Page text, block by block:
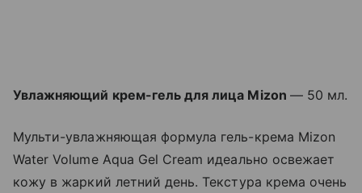
Увлажняющий крем-гель для лица Mizon — 50 мл.
Мульти-увлажняющая формула гель-крема Mizon
Water Volume Aqua Gel Cream идеально освежает
кожу в жаркий летний день. Текстура крема очень